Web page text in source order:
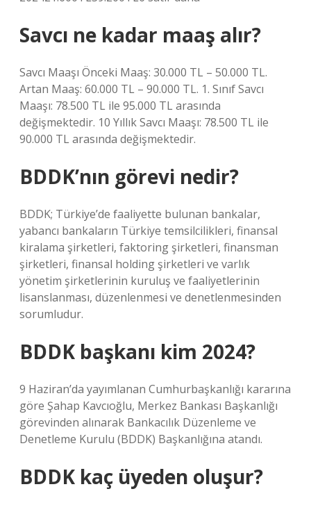
Savcı ne kadar maaş alır?
Savcı Maaşı Önceki Maaş: 30.000 TL – 50.000 TL.
Artan Maaş: 60.000 TL – 90.000 TL. 1. Sınıf Savcı
Maaşı: 78.500 TL ile 95.000 TL arasında
değişmektedir. 10 Yıllık Savcı Maaşı: 78.500 TL ile
90.000 TL arasında değişmektedir.
BDDK’nın görevi nedir?
BDDK; Türkiye’de faaliyette bulunan bankalar,
yabancı bankaların Türkiye temsilcilikleri, finansal
kiralama şirketleri, faktoring şirketleri, finansman
şirketleri, finansal holding şirketleri ve varlık
yönetim şirketlerinin kuruluş ve faaliyetlerinin
lisanslanması, düzenlenmesi ve denetlenmesinden
sorumludur.
BDDK başkanı kim 2024?
9 Haziran’da yayımlanan Cumhurbaşkanlığı kararına
göre Şahap Kavcıoğlu, Merkez Bankası Başkanlığı
görevinden alınarak Bankacılık Düzenleme ve
Denetleme Kurulu (BDDK) Başkanlığına atandı.
BDDK kaç üyeden oluşur?